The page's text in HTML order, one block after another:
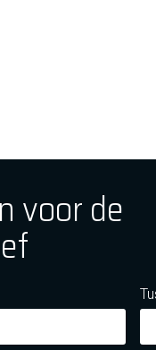
voor de